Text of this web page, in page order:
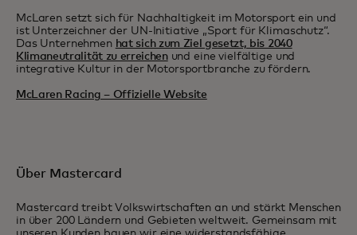
McLaren setzt sich für Nachhaltigkeit im Motorsport ein und
ist Unterzeichner der UN-Initiative „Sport für Klimaschutz“.
Das Unternehmen hat sich zum Ziel gesetzt, bis 2040
Klimaneutralität zu erreichenund eine vielfältige und
integrative Kultur in der Motorsportbranche zu fördern.
McLaren Racing – Offizielle Website
Über Mastercard
Mastercard treibt Volkswirtschaften an und stärkt Menschen
in über 200 Ländern und Gebieten weltweit. Gemeinsam mit